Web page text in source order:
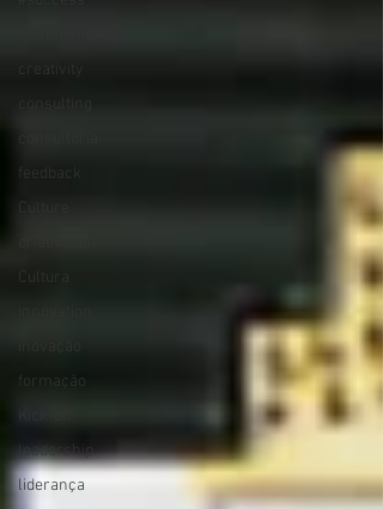
creativity
consulting
feedback
Cultura
formação
leadership
liderança